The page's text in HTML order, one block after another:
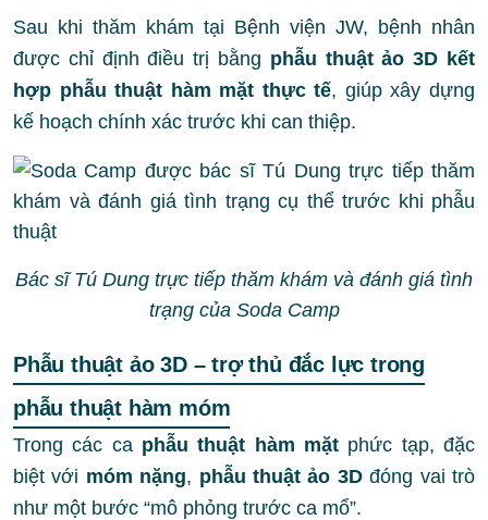
Sau khi thăm khám tại Bệnh viện JW, bệnh nhân
được chỉ định điều trị bằng phẫu thuật ảo 3D kết
hợp phẫu thuật hàm mặt thực tế, giúp xây dựng
kế hoạch chính xác trước khi can thiệp.
Bác sĩ Tú Dung trực tiếp thăm khám và đánh giá tình
trạng của Soda Camp
Phẫu thuật ảo 3D – trợ thủ đắc lực trong
phẫu thuật hàm móm
Trong các ca phẫu thuật hàm mặt phức tạp, đặc
biệt với móm nặng, phẫu thuật ảo 3Dđóng vai trò
như một bước “mô phỏng trước ca mổ”.